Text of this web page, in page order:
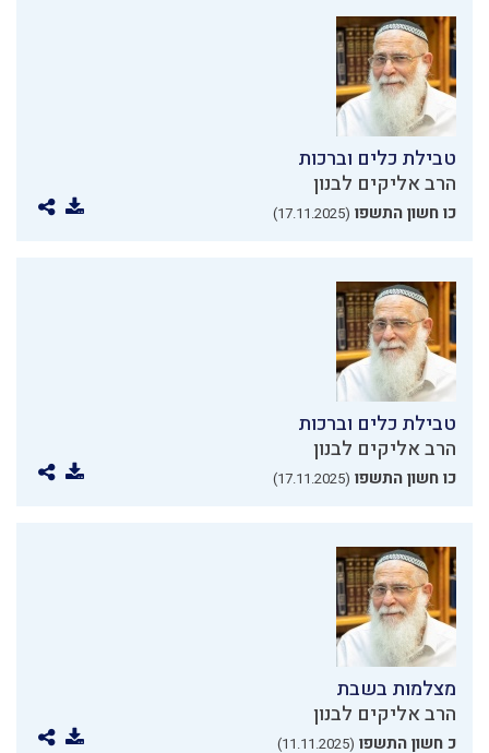
טבילת כלים וברכות
הרב אליקים לבנון
כו חשון התשפו (17.11.2025)
טבילת כלים וברכות
הרב אליקים לבנון
כו חשון התשפו (17.11.2025)
מצלמות בשבת
הרב אליקים לבנון
כ חשון התשפו (11.11.2025)